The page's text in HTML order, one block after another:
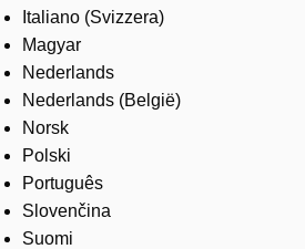
Italiano (Svizzera)
Magyar
Nederlands
Nederlands (België)
Norsk
Polski
Português
Slovenčina
Suomi